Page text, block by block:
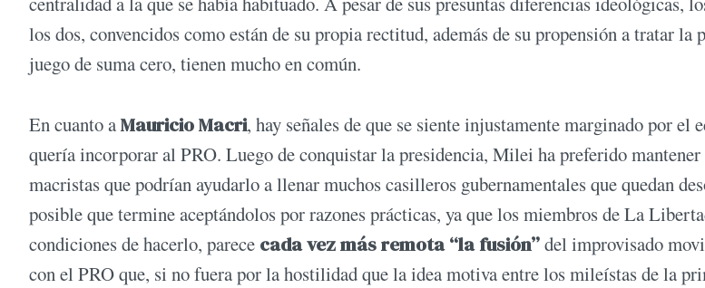
los dos, convencidos como están de su propia rectitud, además de su propensión a tratar la
juego de suma cero, tienen mucho en común.
En cuanto aMauricio Macri, hay señales de que se siente injustamente marginado por el
quería incorporar al PRO. Luego de conquistar la presidencia, Milei ha preferido mantener
macristas que podrían ayudarlo a llenar muchos casilleros gubernamentales que quedan
posible que termine aceptándolos por razones prácticas, ya que los miembros de La
condiciones de hacerlo, parece cada vez más remota “la fusión”del improvisado
con el PRO que, si no fuera por la hostilidad que la idea motiva entre los mileístas de la